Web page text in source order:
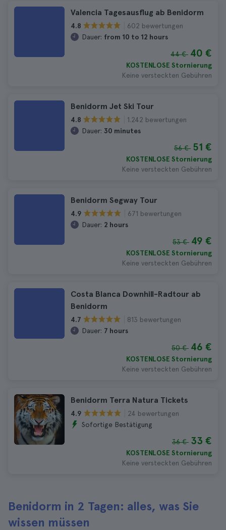
Valencia Tagesausflug ab Benidorm
4.8
602 bewertungen
Dauer: from 10 to 12 hours
44 € 40 €
KOSTENLOSE Stornierung
Keine versteckten Gebühren
Benidorm Jet Ski Tour
4.8
1.242 bewertungen
Dauer: 30 minutes
56 € 51 €
KOSTENLOSE Stornierung
Keine versteckten Gebühren
Benidorm Segway Tour
4.9
671 bewertungen
Dauer: 2 hours
53 € 49 €
KOSTENLOSE Stornierung
Keine versteckten Gebühren
Costa Blanca Downhill-Radtour ab
Benidorm
4.7
813 bewertungen
Dauer: 7 hours
50 € 46 €
KOSTENLOSE Stornierung
Keine versteckten Gebühren
Benidorm Terra Natura Tickets
4.9
24 bewertungen
Sofortige Bestätigung
36 € 33 €
KOSTENLOSE Stornierung
Keine versteckten Gebühren
Benidorm in 2 Tagen: alles, was Sie
wissen müssen